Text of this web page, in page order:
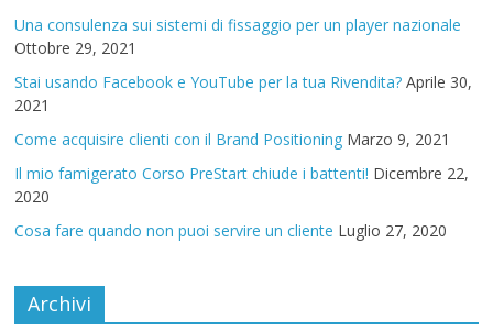
Una consulenza sui sistemi di fissaggio per un player nazionale
Ottobre 29, 2021
Stai usando Facebook e YouTube per la tua Rivendita? Aprile 30,
2021
Come acquisire clienti con il Brand Positioning Marzo 9, 2021
Il mio famigerato Corso PreStart chiude i battenti! Dicembre 22,
2020
Cosa fare quando non puoi servire un cliente Luglio 27, 2020
Archivi